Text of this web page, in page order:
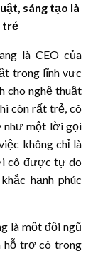
sáng tạo là
trẻ
là CEO của
trong lĩnh vực
cho nghệ thuật
còn rất trẻ, cô
như một lời gọi
không chỉ là
cô được tự do
hạnh phúc
là một đội ngũ
hỗ trợ cô trong